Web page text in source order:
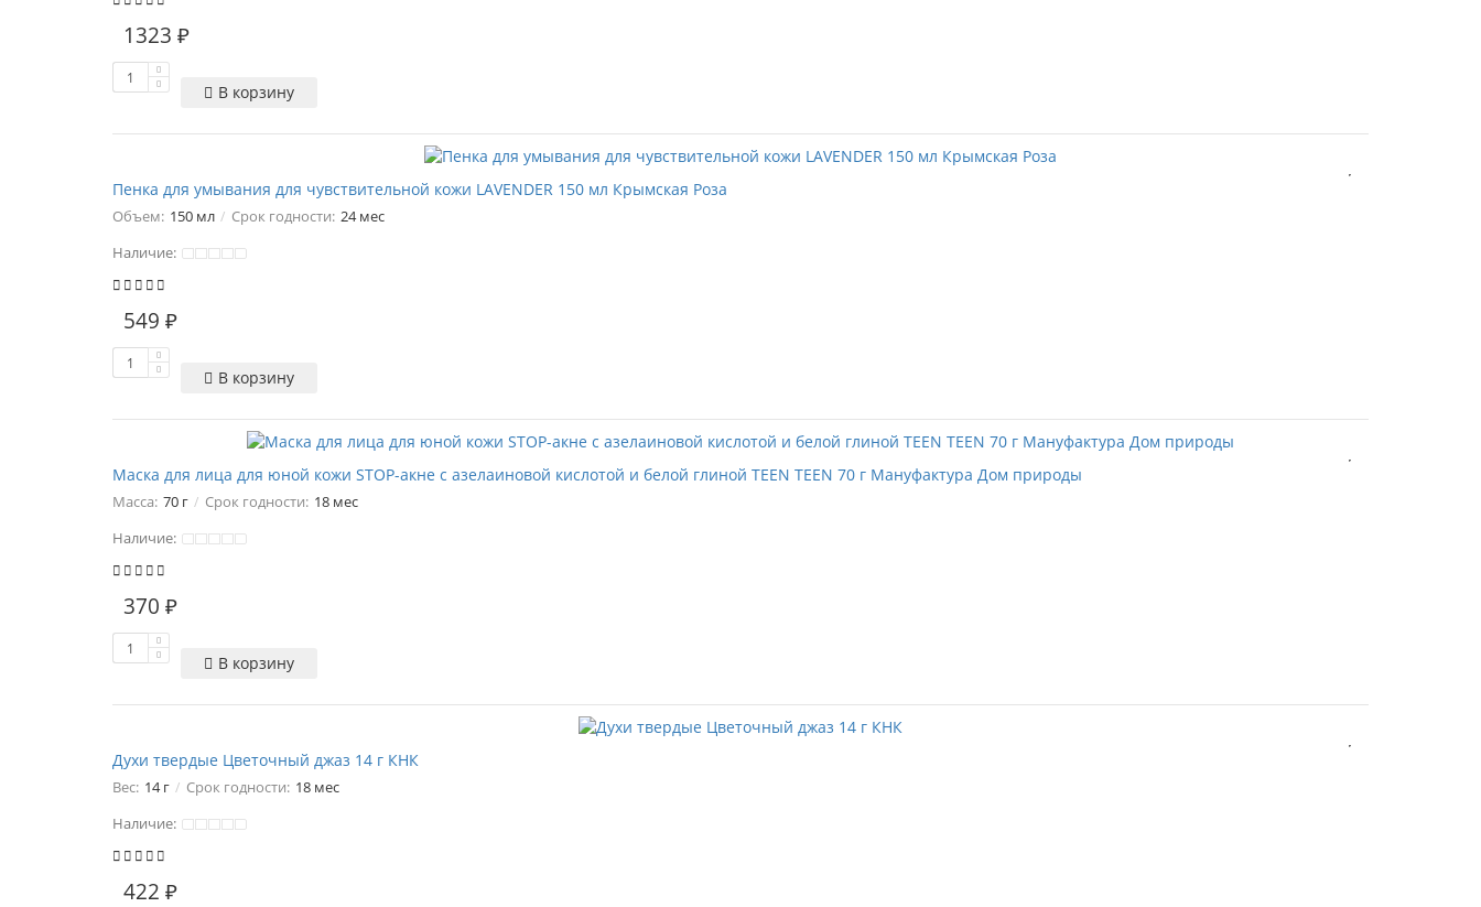
1323 ₽
В корзину
Пенка для умывания для чувствительной кожи LAVENDER 150 мл Крымская Роза
Объем: 150 мл Срок годности: 24 мес
Наличие:
549 ₽
В корзину
Маска для лица для юной кожи STOP-акне с азелаиновой кислотой и белой глиной TEEN TEEN 70 г Мануфактура Дом природы
Масса: 70 г Срок годности: 18 мес
Наличие:
370 ₽
В корзину
Духи твердые Цветочный джаз 14 г КНК
Вес: 14 г Срок годности: 18 мес
Наличие:
422 ₽